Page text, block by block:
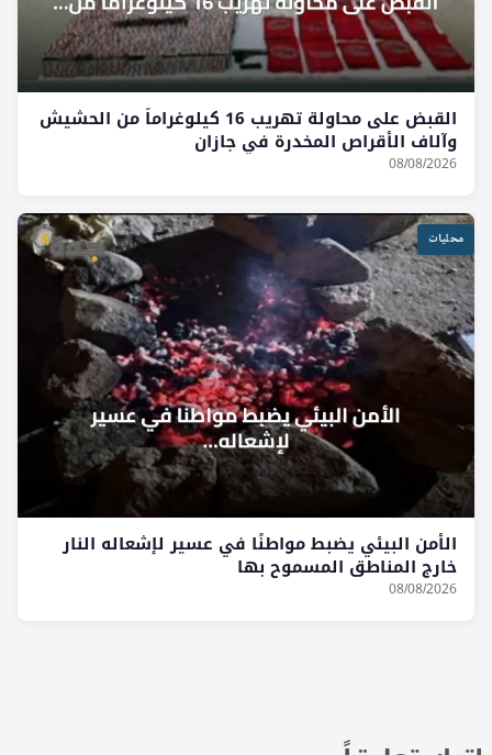
القبض على محاولة تهريب 16 كيلوغراماً من الحشيش
وآلاف الأقراص المخدرة في جازان
08/08/2026
محليات
الأمن البيئي يضبط مواطنًا في عسير لإشعاله النار
خارج المناطق المسموح بها
08/08/2026